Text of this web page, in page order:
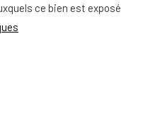
ce bien est exposé